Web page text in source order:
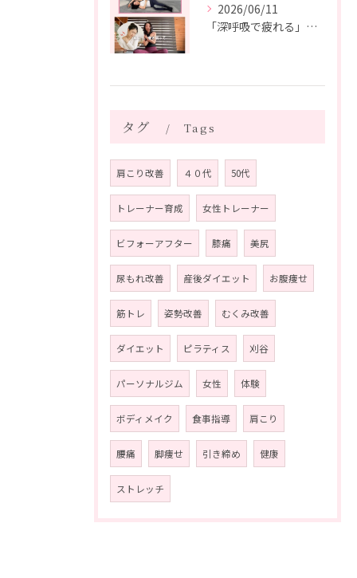
2026/06/11
「深呼吸で疲れる」の、実は普通じゃありません。
タグ Tags
肩こり改善 ４０代 50代
トレーナー育成 女性トレーナー
ビフォーアフター 膝痛 美尻
尿もれ改善 産後ダイエット お腹痩せ
筋トレ 姿勢改善 むくみ改善
ダイエット ピラティス 刈谷
パーソナルジム 女性 体験
ボディメイク 食事指導 肩こり
腰痛 脚痩せ 引き締め 健康
ストレッチ